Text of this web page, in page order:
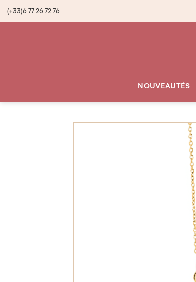
(+33)6 77 26 72 76
NOUVEAUTÉS